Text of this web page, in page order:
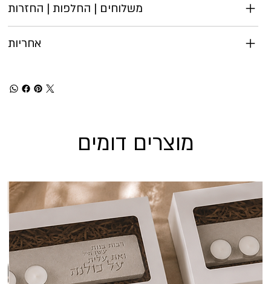
משלוחים | החלפות | החזרות
אחריות
מוצרים דומים